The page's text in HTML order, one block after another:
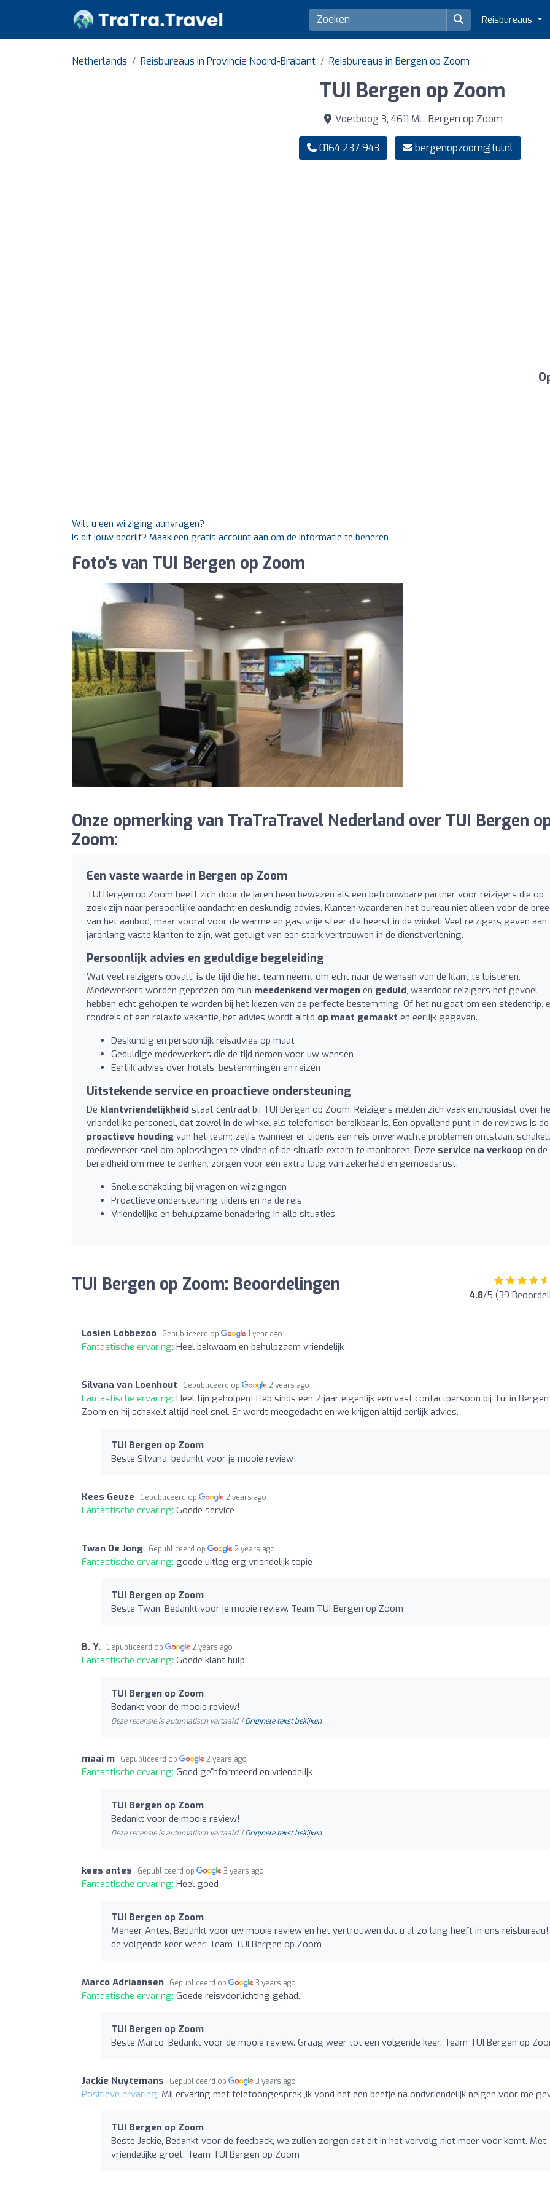
Reisbureaus
Netherlands Reisbureaus in Provincie Noord-Brabant Reisbureaus in Bergen op Zoom
TUI Bergen op Zoom
Voetboog 3, 4611 ML, Bergen op Zoom
0164 237 943 bergenopzoom@tui.nl
Wilt u een wijziging aanvragen?
Is dit jouw bedrijf? Maak een gratis account aan om de informatie te beheren
Foto's van TUI Bergen op Zoom
Onze opmerking van TraTraTravel Nederland over TUI Bergen
Zoom:
Een vaste waarde in Bergen op Zoom
TUI Bergen op Zoom heeft zich door de jaren heen bewezen als een betrouwbare partner voor reizigers die op
zoek zijn naar persoonlijke aandacht en deskundig advies. Klanten waarderen het bureau niet alleen voor de
van het aanbod, maar vooral voor de warme en gastvrije sfeer die heerst in de winkel. Veel reizigers geven aan
jarenlang vaste klanten te zijn, wat getuigt van een sterk vertrouwen in de dienstverlening.
Persoonlijk advies en geduldige begeleiding
Wat veel reizigers opvalt, is de tijd die het team neemt om echt naar de wensen van de klant te luisteren.
Medewerkers worden geprezen om hun meedenkend vermogen en geduld, waardoor reizigers het gevoel
hebben echt geholpen te worden bij het kiezen van de perfecte bestemming. Of het nu gaat om een stedentrip,
rondreis of een relaxte vakantie, het advies wordt altijd op maat gemaakt en eerlijk gegeven.
Deskundig en persoonlijk reisadvies op maat
Geduldige medewerkers die de tijd nemen voor uw wensen
Eerlijk advies over hotels, bestemmingen en reizen
Uitstekende service en proactieve ondersteuning
De klantvriendelijkheid staat centraal bij TUI Bergen op Zoom. Reizigers melden zich vaak enthousiast over
vriendelijke personeel, dat zowel in de winkel als telefonisch bereikbaar is. Een opvallend punt in de reviews is de
proactieve houding van het team; zelfs wanneer er tijdens een reis onverwachte problemen ontstaan,
medewerker snel om oplossingen te vinden of de situatie extern te monitoren. Deze service na verkoop en de
bereidheid om mee te denken, zorgen voor een extra laag van zekerheid en gemoedsrust.
Snelle schakeling bij vragen en wijzigingen
Proactieve ondersteuning tijdens en na de reis
Vriendelijke en behulpzame benadering in alle situaties
TUI Bergen op Zoom: Beoordelingen 4.8/5 (39
Losien Lobbezoo Gepubliceerd op 1 year ago
Fantastische ervaring: Heel bekwaam en behulpzaam vriendelijk
Silvana van Loenhout Gepubliceerd op 2 years ago
Fantastische ervaring: Heel fijn geholpen! Heb sinds een 2 jaar eigenlijk een vast contactpersoon bij Tui in
Zoom en hij schakelt altijd heel snel. Er wordt meegedacht en we krijgen altijd eerlijk advies.
TUI Bergen op Zoom
Beste Silvana, bedankt voor je mooie review!
Kees Geuze Gepubliceerd op 2 years ago
Fantastische ervaring: Goede service
Twan De Jong Gepubliceerd op 2 years ago
Fantastische ervaring: goede uitleg erg vriendelijk topie
TUI Bergen op Zoom
Beste Twan, Bedankt voor je mooie review. Team TUI Bergen op Zoom
B. Y. Gepubliceerd op 2 years ago
Fantastische ervaring: Goede klant hulp
TUI Bergen op Zoom
Bedankt voor de mooie review!
Deze recensie is automatisch vertaald. |Originele tekst bekijken
maai m Gepubliceerd op 2 years ago
Fantastische ervaring: Goed geïnformeerd en vriendelijk
TUI Bergen op Zoom
Bedankt voor de mooie review!
Deze recensie is automatisch vertaald. |Originele tekst bekijken
kees antes Gepubliceerd op 3 years ago
Fantastische ervaring: Heel goed
TUI Bergen op Zoom
Meneer Antes, Bedankt voor uw mooie review en het vertrouwen dat u al zo lang heeft in ons
de volgende keer weer. Team TUI Bergen op Zoom
Marco Adriaansen Gepubliceerd op 3 years ago
Fantastische ervaring: Goede reisvoorlichting gehad.
TUI Bergen op Zoom
Beste Marco, Bedankt voor de mooie review. Graag weer tot een volgende keer. Team TUI Bergen op
Jackie Nuytemans Gepubliceerd op 3 years ago
Positieve ervaring: Mij ervaring met telefoongesprek ,ik vond het een beetje na ondvriendelijk neigen voor me
TUI Bergen op Zoom
Beste Jackie, Bedankt voor de feedback, we zullen zorgen dat dit in het vervolg niet meer voor komt. Met
vriendelijke groet, Team TUI Bergen op Zoom